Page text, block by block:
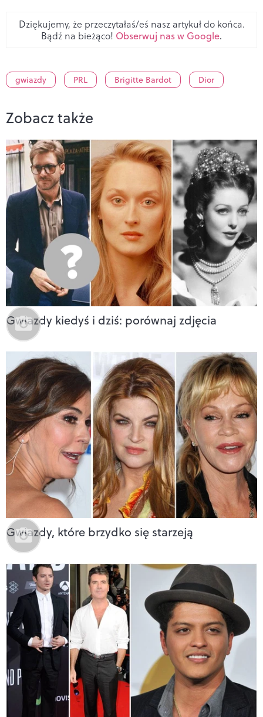
Dziękujemy, że przeczytałaś/eś nasz artykuł do końca.
Bądź na bieżąco! Obserwuj nas w Google.
gwiazdy PRL Brigitte Bardot Dior
Zobacz także
Gwiazdy kiedyś i dziś: porównaj zdjęcia
Gwiazdy, które brzydko się starzeją